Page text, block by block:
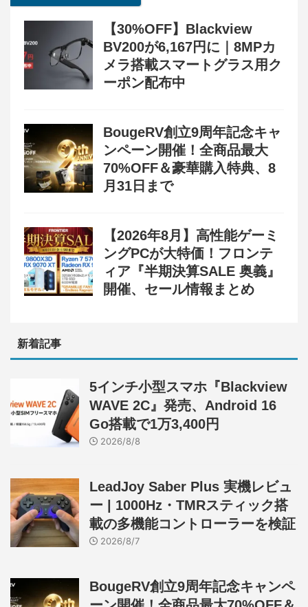
【30%OFF】Blackview
BV200が6,167円に｜8MPカ
メラ搭載スマートグラス用ク
ーポン配布中
BougeRV創立9周年記念キャ
ンペーン開催！全商品最大
70%OFF＆豪華購入特典、8
月31日まで
【2026年8月】高性能ゲーミ
ングPCが大特価！フロンテ
ィア『半期決算SALE 奥義』
開催、セール情報まとめ
新着記事
5インチ小型スマホ『Blackview
WAVE 2C』発売、Android 16
Go搭載で1万3,400円
2026/8/8
LeadJoy Saber Plus 実機レビュ
ー | 1000Hz・TMRスティック搭
載の多機能コントローラーを検証
2026/8/7
BougeRV創立9周年記念キャンペ